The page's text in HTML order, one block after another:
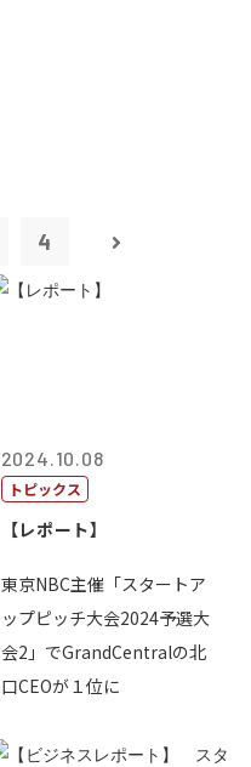
4
2024.10.08
トピックス
【レポート】
東京NBC主催「スタートア
ップピッチ大会2024予選大
会2」でGrandCentralの北
口CEOが１位に